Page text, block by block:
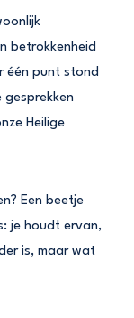
betrokkenheid
één punt stond
Heilige
Een beetje
je houdt ervan,
is, maar wat